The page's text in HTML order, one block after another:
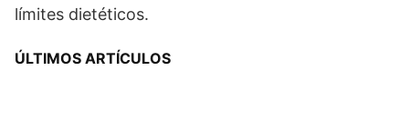
límites dietéticos.
ÚLTIMOS ARTÍCULOS